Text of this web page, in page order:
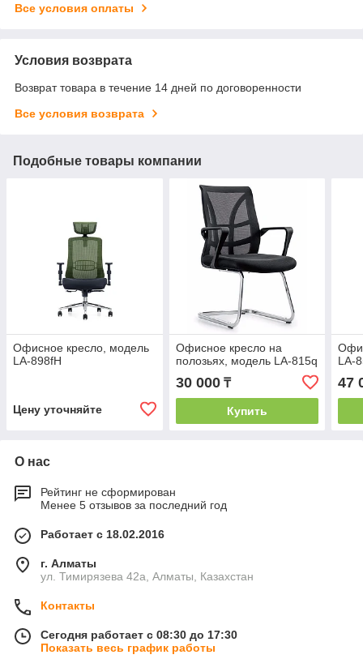
Все условия оплаты
Условия возврата
Возврат товара в течение 14 дней по договоренности
Все условия возврата
Подобные товары компании
Офисное кресло, модель
LA-898fH
Цену уточняйте
Офисное кресло на
полозьях, модель LA-815q
30 000₸
Купить
LA-
47
О нас
Рейтинг не сформирован
Менее 5 отзывов за последний год
Работает с 18.02.2016
г. Алматы
ул. Тимирязева 42а, Алматы, Казахстан
Контакты
Сегодня работает с 08:30 до 17:30
Показать весь график работы